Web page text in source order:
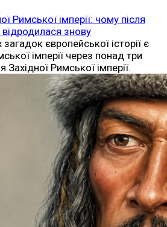
Римської імперії: чому після
відродилася знову
європейської історії є
імперії через понад три
Західної Римської імперії.